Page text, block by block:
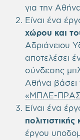
για την
Είναι ένα
χώρου και
Αδριάνειου
αποτελέσει
σύνδεσης
Αθήνα βάσει
«ΜΠΛΕ-
Είναι ένα
έργου